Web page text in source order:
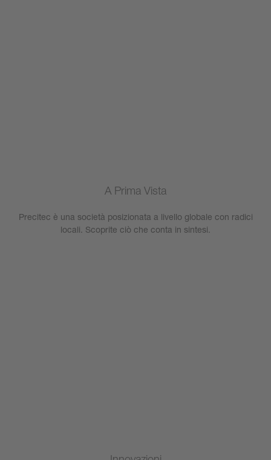
A Prima Vista
Precitec è una società posizionata a livello globale con radici
locali. Scoprite ciò che conta in sintesi.